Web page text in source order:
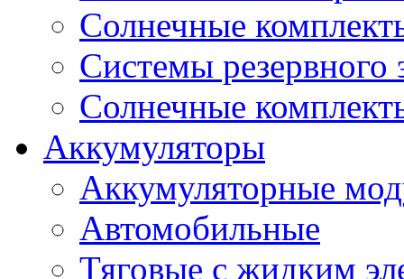
Солнечные
Системы резервного
Солнечные
Аккумуляторы
Аккумуляторные
Автомобильные
Тяговые с жидким